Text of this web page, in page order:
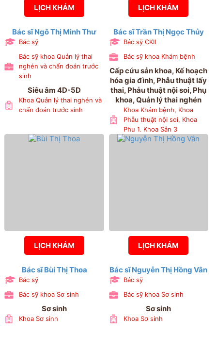
LỊCH KHÁM
Bác sĩ Ngô Thị Minh Thư
Bác sỹ
Bác sỹ khoa Quản lý thai
nghén và chẩn đoán trước
sinh
Siêu âm 4D-5D
Khoa Quản lý thai nghén và
chẩn đoán trước sinh
LỊCH KHÁM
Bác sĩ Trần Thị Ngọc Thủy
Bác sỹ CKII
Bác sỹ khoa Khám bệnh
Cấp cứu sản khoa, Kế hoạch
hóa gia đình, Phẫu thuật lấy
thai, Phẫu thuật nội soi, Phụ
khoa, Quản lý thai nghén
Khoa Khám bệnh, Khoa
Phẫu thuật nội soi, Khoa
Phụ 1, Khoa Sản 3
LỊCH KHÁM
Bác sĩ Bùi Thị Thoa
Bác sỹ
Bác sỹ khoa Sơ sinh
Sơ sinh
Khoa Sơ sinh
LỊCH KHÁM
Bác sĩ Nguyễn Thị Hồng Vân
Bác sỹ
Bác sỹ khoa Sơ sinh
Sơ sinh
Khoa Sơ sinh